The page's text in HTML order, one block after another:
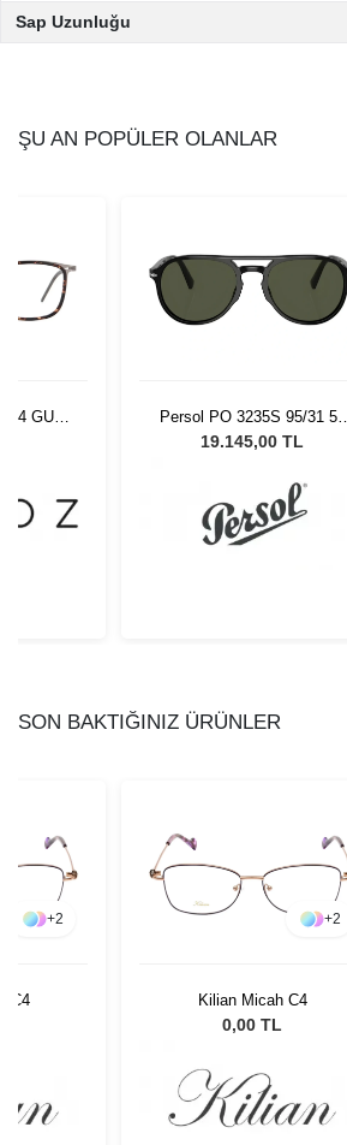
Sap Uzunluğu
ŞU AN POPÜLER OLANLAR
GUN-
Persol PO 3235S 95/31 55
Unisex Güneş Gözlüğü
19.145,00 TL
SON BAKTIĞINIZ ÜRÜNLER
+2
C4
+2
Kilian Micah C4
0,00 TL